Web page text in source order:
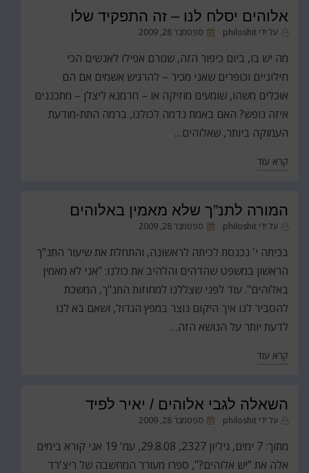
אלוהים יסלח לנו – זה התפקיד שלו
על ידי philoshit
פורסםספטמבר 28, 2009
מה יש בו, ביום כיפור הזה, שגורם אפילו לאנשים הכי
חילוניים וכופרים שאני מכיר – להרגיש אשמים אם הם
אוכלים משהו, שומעים מוזיקה או – חרמנא ליצלן – מתכננים
איזה נופש? האם באמת נדמה לכולנו, ברמה התת-מודעת
העמוקה ביותר, שאלוהים…
קרא עוד
המורה לתנ”ך שלא מאמין באלוהים
על ידי philoshit
פורסםספטמבר 28, 2009
בכיתה י' נכנסת לכיתה לראשונה, והתחלת את שיעור התנ"ך
הראשון במשפט שהדהים והלהיב את כולנו: "אני לא מאמין
באלוהים". עוד לפני שצללנו למחוזות התנ"ך, המשכת
להסביר לנו איך היקום נוצר במפץ הגדול, ושאם בא לנו
לדעת יותר על הנושא הזה…
קרא עוד
השאלה לגבי אלוהים / יאיר לפיד
על ידי philoshit
פורסםספטמבר 28, 2009
מתוך: 7 ימים, גיליון 2327, 29.8.08, עמ' 19 אני קורא בימים
אלה את "יש אלוהים?", ספרו מעורר המחשבה של ריצ'רד